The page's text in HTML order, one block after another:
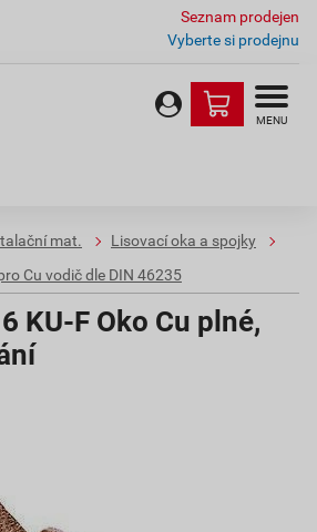
Seznam prodejen
Vyberte si prodejnu
MENU
mat.
Lisovací oka a spojky
Cu vodič dle DIN 46235
KU-F Oko Cu plné,